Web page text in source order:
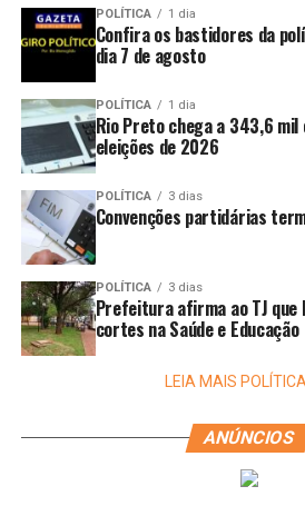
POLÍTICA 1 dia
Confira os bastidores da
dia 7 de agosto
POLÍTICA 1 dia
Rio Preto chega a 343,6
eleições de 2026
POLÍTICA 3 dias
Convenções partidárias
POLÍTICA 3 dias
Prefeitura afirma ao TJ
cortes na Saúde e Educação
LEIA MAIS POLÍTICA
ANÚNCIOS